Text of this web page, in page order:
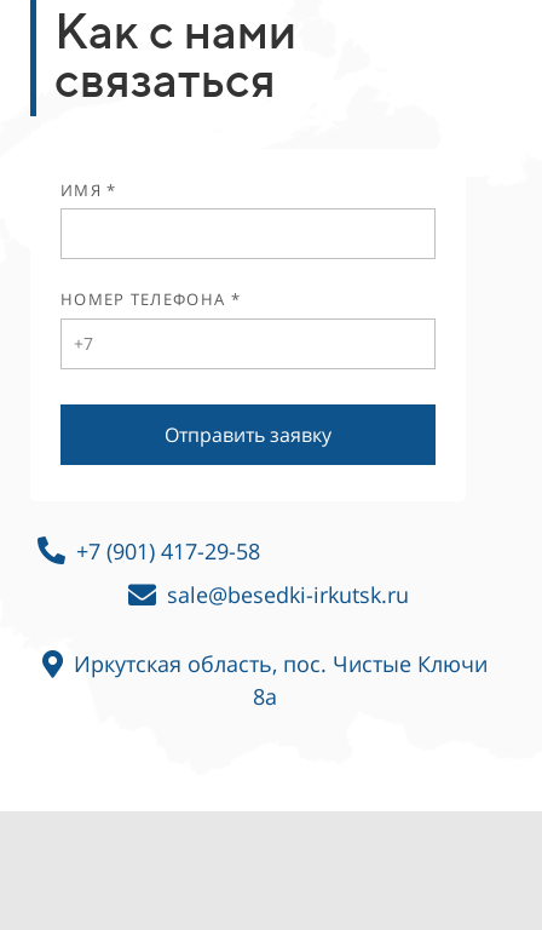
Как с нами
связаться
ИМЯ *
НОМЕР ТЕЛЕФОНА *
Отправить заявку
+7 (901) 417-29-58
sale@besedki-irkutsk.ru
Иркутская область, пос. Чистые Ключи
8а